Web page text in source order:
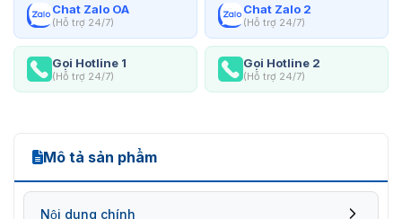
Chat Zalo OA
(Hỗ trợ 24/7)
Chat Zalo 2
(Hỗ trợ 24/7)
Gọi Hotline 1
(Hỗ trợ 24/7)
Gọi Hotline 2
(Hỗ trợ 24/7)
Mô tả sản phẩm
Nội dung chính